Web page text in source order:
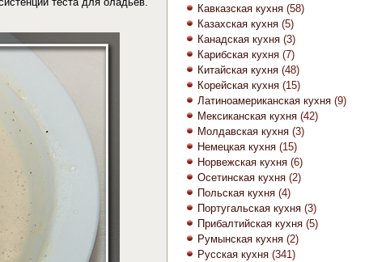
Кавказская кухня (58)
Казахская кухня (5)
Канадская кухня (3)
Карибская кухня (7)
Китайская кухня (48)
Корейская кухня (15)
Латиноамериканская кухня (9)
Мексиканская кухня (42)
Молдавская кухня (3)
Немецкая кухня (15)
Норвежская кухня (6)
Осетинская кухня (2)
Польская кухня (4)
Португальская кухня (3)
Прибалтийская кухня (5)
Румынская кухня (2)
Русская кухня (341)